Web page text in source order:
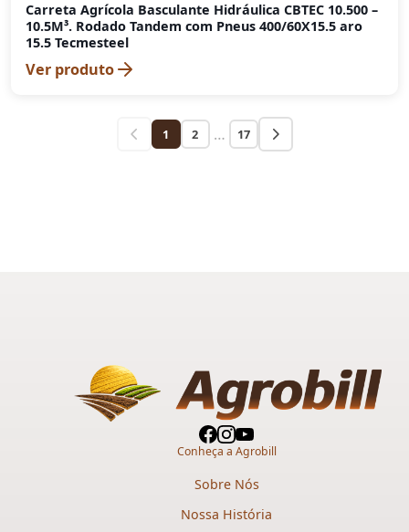
Carreta Agrícola Basculante Hidráulica CBTEC 10.500 –
10.5M³. Rodado Tandem com Pneus 400/60X15.5 aro
15.5 Tecmesteel
Ver produto
1 2 … 17
Conheça a Agrobill
Sobre Nós
Nossa História